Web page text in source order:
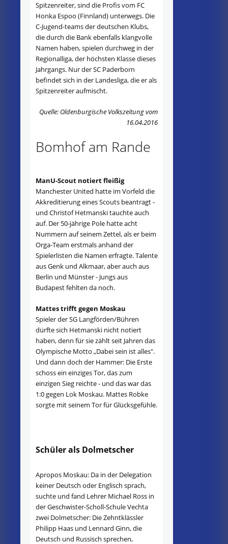
Spitzenreiter, sind die Profis vom FC
Honka Espoo (Finnland) unterwegs. Die
C-Jugend-teams der deutschen Klubs,
die durch die Bank ebenfalls klangvolle
Namen haben, spielen durchweg in der
Regionalliga, der höchsten Klasse dieses
Jahrgangs. Nur der SC Paderborn
befindet sich in der Landesliga, die er als
Spitzenreiter aufmischt.
Quelle: Oldenburgische Volkszeitung vom
16.04.2016
Bomhof am Rande
ManU-Scout notiert fleißig
Manchester United hatte im Vorfeld die
Akkreditierung eines Scouts beantragt -
und Christof Hetmanski tauchte auch
auf. Der 50-jährige Pole hatte acht
Nummern auf seinem Zettel, als er beim
Orga-Team erstmals anhand der
Spielerlisten die Namen erfragte. Talente
aus Genk und Alkmaar, aber auch aus
Berlin und Münster - Jungs aus
Budapest fehlten da noch.
Mattes trifft gegen Moskau
Spieler der SG Langförden/Bühren
dürfte sich Hetmanski nicht notiert
haben, denn für sie zählt seit Jahren das
Olympische Motto „Dabei sein ist alles".
Und dann doch der Hammer: Die Erste
schoss ein einziges Tor, das zum
einzigen Sieg reichte - und das war das
1:0 gegen Lok Moskau. Mattes Robke
sorgte mit seinem Tor für Glücksgefühle.
Schüler als Dolmetscher
Apropos Moskau: Da in der Delegation
keiner Deutsch oder Englisch sprach,
suchte und fand Lehrer Michael Ross in
der Geschwister-Scholl-Schule Vechta
zwei Dolmetscher: Die Zehntklässler
Philipp Haas und Lennard Ginn, die
Deutsch und Russisch sprechen,